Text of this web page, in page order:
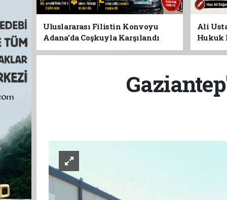
Uluslararası Filistin Konvoyu
Adana'da Coşkuyla Karşılandı
Ali
Hukuk